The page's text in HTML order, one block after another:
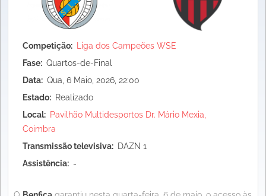
Competição
Liga dos Campeões WSE
Fase
Quartos-de-Final
Data
Qua, 6 Maio, 2026, 22:00
Estado
Realizado
Local
Pavilhão Multidesportos Dr. Mário Mexia,
Coimbra
Transmissão televisiva
DAZN 1
Assistência
-